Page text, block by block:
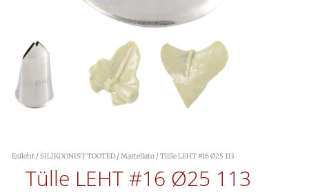
Esileht /SILIKOONIST TOOTED /Martellato / Tülle LEHT #16 Ø25 113
Tülle LEHT #16 Ø25 113